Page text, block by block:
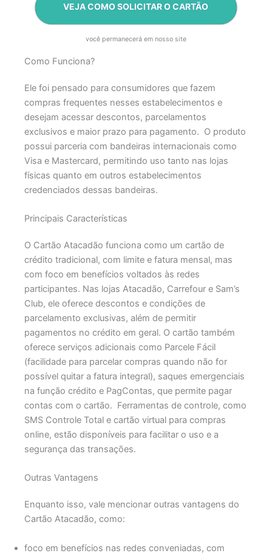
VEJA COMO SOLICITAR O CARTÃO
você permanecerá em nosso site
Como Funciona?
Ele foi pensado para consumidores que fazem
compras frequentes nesses estabelecimentos e
desejam acessar descontos, parcelamentos
exclusivos e maior prazo para pagamento. O produto
possui parceria com bandeiras internacionais como
Visa e Mastercard, permitindo uso tanto nas lojas
físicas quanto em outros estabelecimentos
credenciados dessas bandeiras.
Principais Características
O Cartão Atacadão funciona como um cartão de
crédito tradicional, com limite e fatura mensal, mas
com foco em benefícios voltados às redes
participantes. Nas lojas Atacadão, Carrefour e Sam’s
Club, ele oferece descontos e condições de
parcelamento exclusivas, além de permitir
pagamentos no crédito em geral. O cartão também
oferece serviços adicionais como Parcele Fácil
(facilidade para parcelar compras quando não for
possível quitar a fatura integral), saques emergenciais
na função crédito e PagContas, que permite pagar
contas com o cartão. Ferramentas de controle, como
SMS Controle Total e cartão virtual para compras
online, estão disponíveis para facilitar o uso e a
segurança das transações.
Outras Vantagens
Enquanto isso, vale mencionar outras vantagens do
Cartão Atacadão, como:
foco em benefícios nas redes conveniadas, com